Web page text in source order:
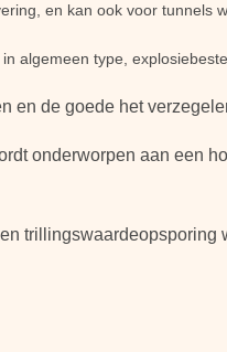
en kan ook voor tunnels
algemeen type,
en de goede het
onderworpen aan een